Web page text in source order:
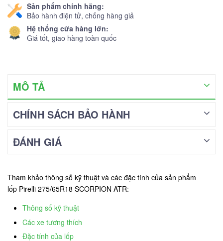
Sản phẩm chính hãng:
Bảo hành điện tử, chống hàng giả
Hệ thống cửa hàng lớn:
Giá tốt, giao hàng toàn quốc
MÔ TẢ
CHÍNH SÁCH BẢO HÀNH
ĐÁNH GIÁ
Tham khảo thông số kỹ thuật và các đặc tính của sản phẩm
lốp Pirelli 275/65R18 SCORPION ATR:
Thông số kỹ thuật
Các xe tương thích
Đặc tính của lốp